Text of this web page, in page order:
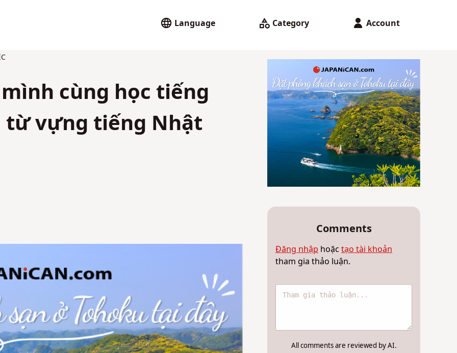
Language Category Account
cùng học tiếng
vựng tiếng Nhật
Comments
Đăng nhập hoặc tạo tài khoản
tham gia thảo luận.
All comments are reviewed by AI.